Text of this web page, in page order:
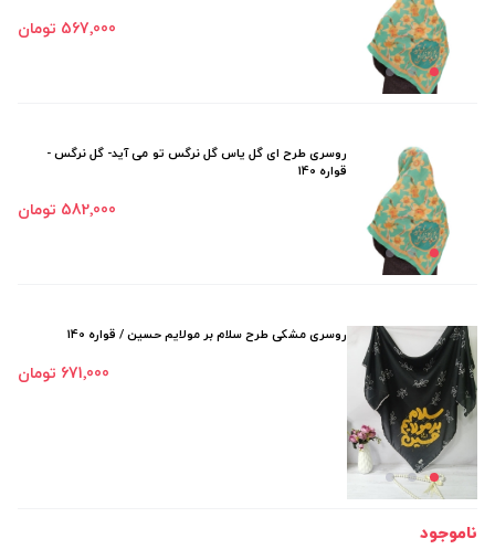
567٬000 تومان
روسری طرح ای گل یاس گل نرگس تو می آید- گل نرگس -
قواره 140
582٬000 تومان
روسری مشکی طرح سلام بر مولایم حسین / قواره 140
671٬000 تومان
ناموجود